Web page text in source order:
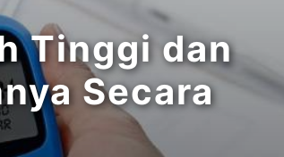
Tinggi dan
Secara